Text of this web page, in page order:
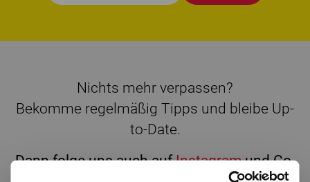
Nichts mehr verpassen?
Bekomme regelmäßig Tipps und bleibe Up-
to-Date.
Dann folge uns auch aufInstagramund Co.